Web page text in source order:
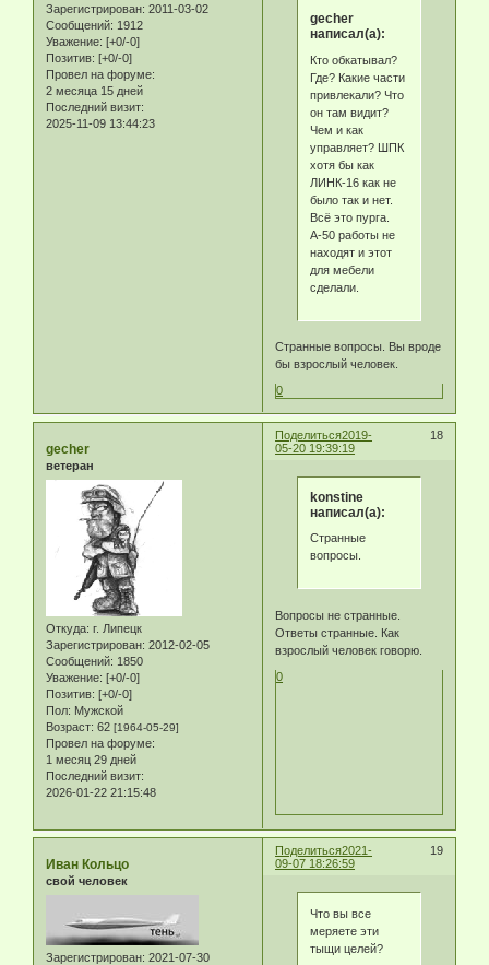
Зарегистрирован: 2011-03-02
Сообщений: 1912
Уважение: [+0/-0]
Позитив: [+0/-0]
Провел на форуме:
2 месяца 15 дней
Последний визит:
2025-11-09 13:44:23
gecher
написал(а):
Кто обкатывал?
Где? Какие части
привлекали? Что
он там видит?
Чем и как
управляет? ШПК
хотя бы как
ЛИНК-16 как не
было так и нет.
Всё это пурга.
А-50 работы не
находят и этот
для мебели
сделали.
Странные вопросы. Вы вроде
бы взрослый человек.
0
Поделиться 18
2019-
05-20 19:39:19
gecher
ветеран
Откуда: г. Липецк
Зарегистрирован: 2012-02-05
Сообщений: 1850
Уважение: [+0/-0]
Позитив: [+0/-0]
Пол: Мужской
Возраст: 62 [1964-05-29]
Провел на форуме:
1 месяц 29 дней
Последний визит:
2026-01-22 21:15:48
konstine
написал(а):
Странные
вопросы.
Вопросы не странные.
Ответы странные. Как
взрослый человек говорю.
0
Поделиться 19
2021-
09-07 18:26:59
Иван Кольцо
свой человек
Зарегистрирован: 2021-07-30
Что вы все
меряете эти
тыщи целей?